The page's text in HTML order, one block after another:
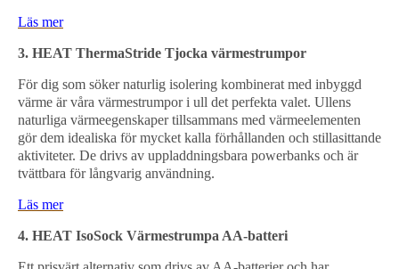
Läs mer
3. HEAT ThermaStride Tjocka värmestrumpor
För dig som söker naturlig isolering kombinerat med inbyggd
värme är våra värmestrumpor i ull det perfekta valet. Ullens
naturliga värmeegenskaper tillsammans med värmeelementen
gör dem idealiska för mycket kalla förhållanden och stillasittande
aktiviteter. De drivs av uppladdningsbara powerbanks och är
tvättbara för långvarig användning.
Läs mer
4. HEAT IsoSock Värmestrumpa AA-batteri